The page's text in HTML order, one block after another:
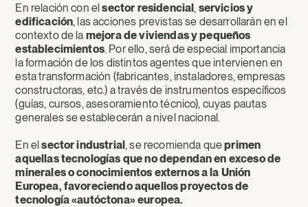
En relación con elsector residencial, servicios y
edificación, las acciones previstas se desarrollarán en el
contexto de la mejora de viviendas y pequeños
establecimientos. Por ello, será de especial importancia
la formación de los distintos agentes que intervienen en
esta transformación (fabricantes, instaladores, empresas
constructoras, etc.) a través de instrumentos específicos
(guías, cursos, asesoramiento técnico), cuyas pautas
generales se establecerán a nivel nacional.
En elsector industrial, se recomienda queprimen
aquellas tecnologías que no dependan en exceso de
minerales o conocimientos externos a la Unión
Europea, favoreciendo aquellos proyectos de
tecnología «autóctona» europea.